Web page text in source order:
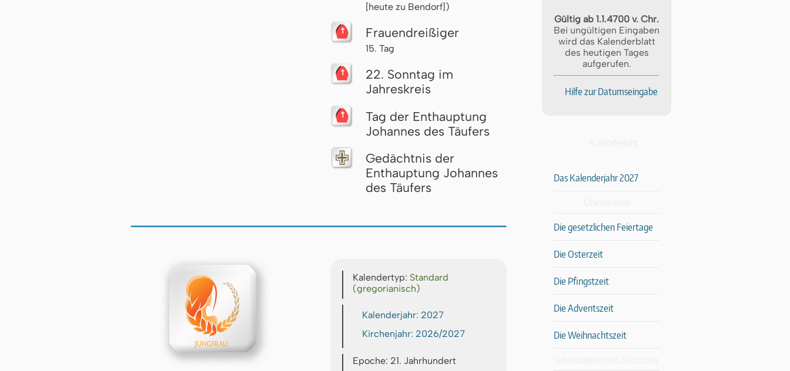
[heute zu Bendorf])
Frau­en­drei­ßi­ger
15. Tag
22. Sonntag im
Jahreskreis
Tag der Enthauptung
Johannes des Täufers
Gedächtnis der
Enthauptung Johannes
des Täufers
Kalendertyp: Standard
(gregorianisch)
Kalenderjahr: 2027
Kirchenjahr: 2026/2027
Epoche: 21. Jahrhundert
Gültig ab 1.1.4700 v. Chr.
Bei ungültigen Eingaben
wird das Kalenderblatt
des heutigen Tages
aufgerufen.
Hilfe zur Datumseingabe
Das Kalenderjahr 2027
Die gesetzlichen Feiertage
Die Osterzeit
Die Pfingstzeit
Die Adventszeit
Die Weihnachtszeit